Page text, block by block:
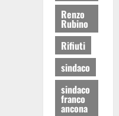
Renzo
Rubino
Rifiuti
sindaco
sindaco
franco
ancona